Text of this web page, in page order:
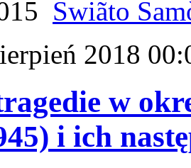
Swiãto
2018
w
i ich